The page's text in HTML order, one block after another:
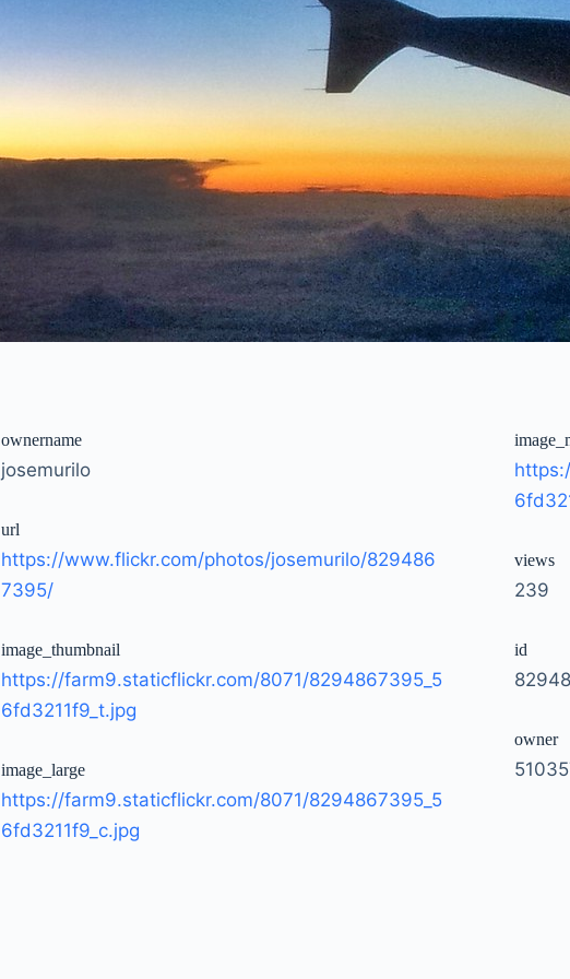
ownername
josemurilo
url
https://www.flickr.com/photos/josemurilo/829486
7395/
image_thumbnail
https://farm9.staticflickr.com/8071/8294867395_5
6fd3211f9_t.jpg
image_large
https://farm9.staticflickr.com/8071/8294867395_5
6fd3211f9_c.jpg
views
239
id
owner